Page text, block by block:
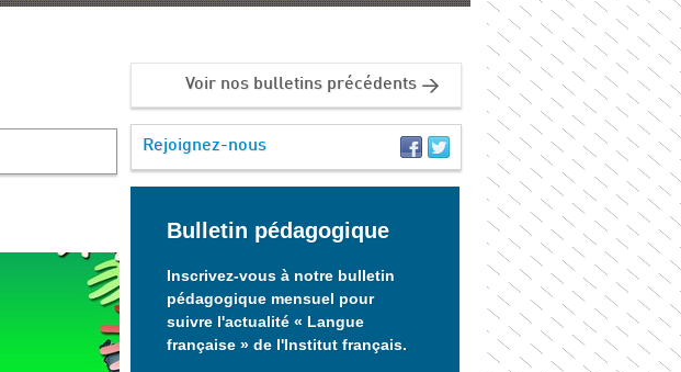
Voir nos bulletins précédents
Rejoignez-nous
Bulletin pédagogique
Inscrivez-vous à notre bulletin
pédagogique mensuel pour
suivre l'actualité « Langue
française » de l'Institut français.